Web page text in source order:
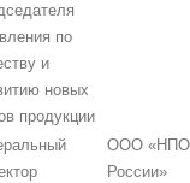
по
и
новых
продукции
ООО «НПО
России»